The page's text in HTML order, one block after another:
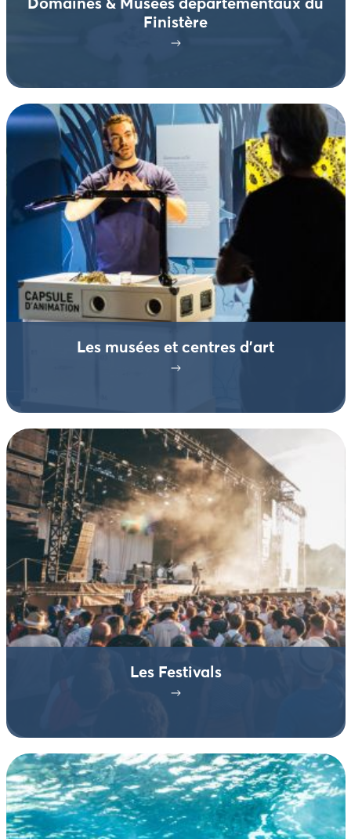
Domaines & Musées départementaux du
Finistère
Les musées et centres d’art
Les Festivals